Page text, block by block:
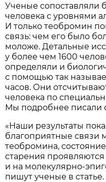
Ученые сопоставляли
человека с уровнями
И только теобромин
связь: чем его было
моложе. Детальные
у более чем 1600
определяли и
с помощью так
часов. Они
человека по
Мы подробнее писали
«Наши результаты
благоприятные связи
теобромина,
старения проявляются
и на молекулярно-
пишут ученые в статье.